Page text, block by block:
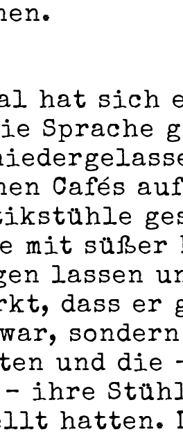
hat sich
Sprache
Cafés
mit süßer
lassen
dass
und die
– ihre
hatten.